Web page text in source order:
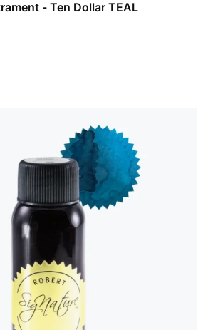
Oster Signature Atrament - Ten Dollar TEAL